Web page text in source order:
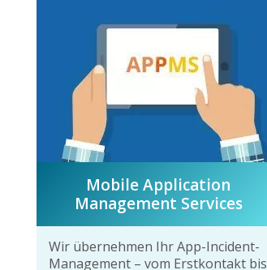
Mobile Application
Management Services
Wir übernehmen Ihr App-Incident-
Management – vom Erstkontakt bis